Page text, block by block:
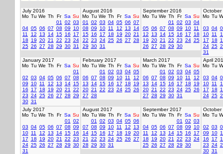
July 2016
Mo Tu We Th Fr Sa Su
01
02 03
04 05 06 07 08 09
10
11
12 13 14 15 16
17
18
19 20 21 22 23 24
25 26 27 28 29 30 31
August 2016
Mo Tu We Th Fr Sa Su
01
02 03 04 05 06 07
08 09 10 11 12 13
14
15 16 17 18 19 20 21
22 23 24 25 26 27 28
29 30 31
September 2016
Mo Tu We Th Fr Sa Su
01
02 03 04
05 06 07 08 09 10 11
12
13 14 15 16 17
18
19 20 21 22 23 24 25
26 27 28 29 30
October
Mo Tu
03 04
10 11
17
18
24 25
31
January 2017
Mo Tu We Th Fr Sa Su
01
02 03 04 05 06 07 08
09
10 11 12 13 14 15
16
17 18 19 20 21
22
23 24 25 26 27 28 29
30 31
February 2017
Mo Tu We Th Fr Sa Su
01
02 03 04 05
06 07 08 09 10 11
12
13
14 15 16 17 18
19
20 21 22 23 24 25 26
27 28
March 2017
Mo Tu We Th Fr Sa Su
01
02 03 04 05
06 07 08 09 10 11
12
13
14 15 16 17 18
19
20 21 22 23 24 25 26
27 28 29 30 31
April
Mo Tu
03 04
10 11
17
18
24 25
July 2017
Mo Tu We Th Fr Sa Su
01
02
03 04 05 06 07 08 09
10 11 12 13 14 15 16
17
18 19 20 21 22 23
24 25 26 27 28 29 30
31
August 2017
Mo Tu We Th Fr Sa Su
01
02 03 04 05 06
07 08 09 10 11 12
13
14 15 16 17 18 19 20
21
22 23 24 25 26 27
28 29 30 31
September 2017
Mo Tu We Th Fr Sa Su
01
02 03
04 05 06 07 08 09
10
11
12 13 14 15 16
17
18
19 20 21 22 23 24
25 26 27 28 29 30
October
Mo Tu
02 03
09
10
16
17
23 24
30 31